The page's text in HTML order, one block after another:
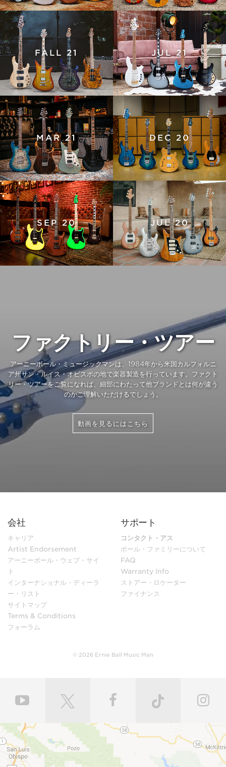
FALL 21 JUL 21
MAR 21 DEC 20
SEP 20 JUL 20
ファクトリー・ツアー
アーニーボール・ミュージックマンは、1984年から米国カルフォルニ
ア州サン・ルイス・オビスポの地で楽器製造を行っています。ファクト
リー・ツアーをご覧になれば、細部にわたって他ブランドとは何が違う
のかご理解いただけるでしょう。
動画を見るにはこちら
会社
キャリア
Artist Endorsement
アーニーボール・ウェブ・サイ
ト
インターナショナル・ディーラ
ー・リスト
サイトマップ
Terms & Conditions
フォーラム
サポート
コンタクト・アス
ボール・ファミリーについて
FAQ
Warranty Info
ストアー・ロケーター
ファイナンス
© 2026 Ernie Ball Music Man